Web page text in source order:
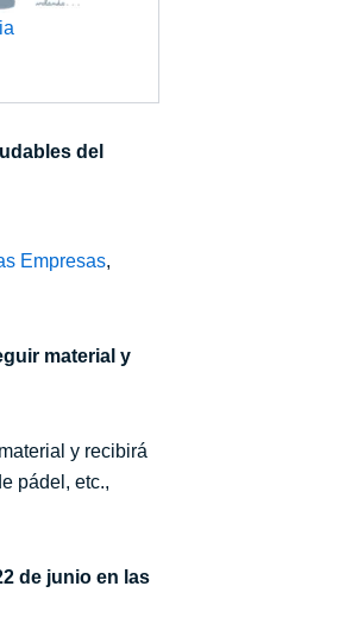
del
Empresas,
material y
y recibirá
pádel, etc.,
de junio en las